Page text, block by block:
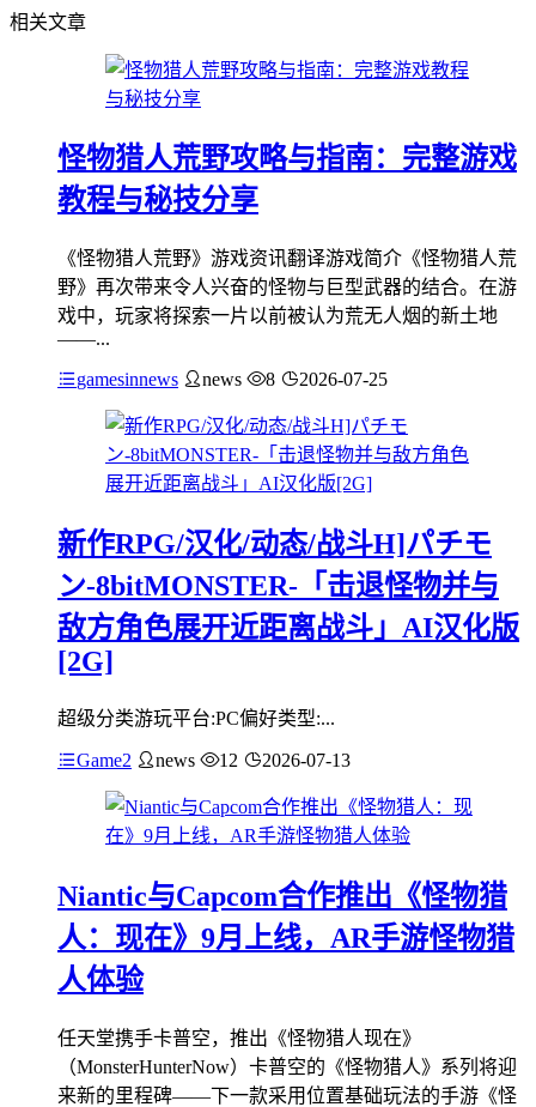
相关文章
怪物猎人荒野攻略与指南：完整游戏
教程与秘技分享
《怪物猎人荒野》游戏资讯翻译游戏简介《怪物猎人荒
野》再次带来令人兴奋的怪物与巨型武器的结合。在游
戏中，玩家将探索一片以前被认为荒无人烟的新土地
——...
gamesinnews
news 8 2026-07-25
新作RPG/汉化/动态/战斗H]パチモ
ン-8bitMONSTER-「击退怪物并与
敌方角色展开近距离战斗」AI汉化版
[2G]
超级分类游玩平台:PC偏好类型:...
Game2 news 12 2026-07-13
Niantic与Capcom合作推出《怪物猎
人：现在》9月上线，AR手游怪物猎
人体验
任天堂携手卡普空，推出《怪物猎人现在》
（MonsterHunterNow）卡普空的《怪物猎人》系列将迎
来新的里程碑——下一款采用位置基础玩法的手游《怪